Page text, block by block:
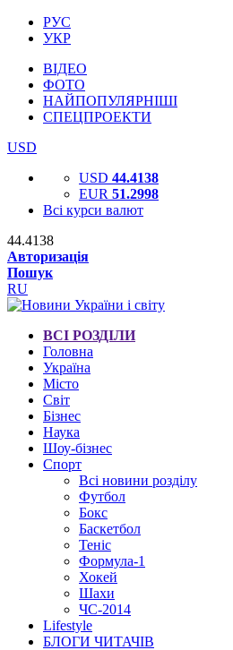
РУС
УКР
ВІДЕО
ФОТО
НАЙПОПУЛЯРНІШІ
СПЕЦПРОЕКТИ
USD
USD 44.4138
EUR 51.2998
Всі курси валют
44.4138
Авторизація
Пошук
RU
ВСІ РОЗДІЛИ
Головна
Україна
Місто
Світ
Бізнес
Наука
Шоу-бізнес
Спорт
Всі новини розділу
Футбол
Бокс
Баскетбол
Теніс
Формула-1
Хокей
Шахи
ЧС-2014
Lifestyle
БЛОГИ ЧИТАЧІВ